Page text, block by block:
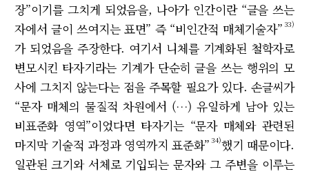
장”이기를 그치게 되었음을, 나아가 인간이란 “글을 쓰는
자에서 글이 쓰여지는 표면” 즉 “비인간적 매체기술자” 33)
가 되었음을 주장한다. 여기서 니체를 기계화된 철학자로
변모시킨 타자기라는 기계가 단순히 글을 쓰는 행위의 모
사에 그치지 않는다는 점을 주목할 필요가 있다. 손글씨가
“문자 매체의 물질적 차원에서 (…) 유일하게 남아 있는
비표준화 영역”이었다면 타자기는 “문자 매체와 관련된
마지막 기술적 과정과 영역까지 표준화” 34)했기 때문이다.
일관된 크기와 서체로 기입되는 문자와 그 주변을 이루는